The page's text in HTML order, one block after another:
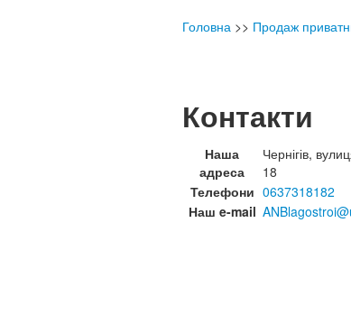
Головна >> Продаж
Контакти
Наша
адреса
Чернігів,
18
Телефони 0637318182
Наш e-mail